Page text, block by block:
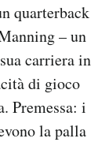
quarterback
– un
carriera in
di gioco
Premessa: i
la palla